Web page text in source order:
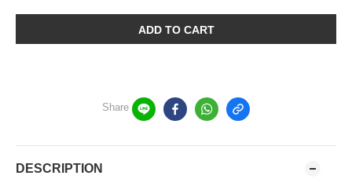
ADD TO CART
Share
DESCRIPTION